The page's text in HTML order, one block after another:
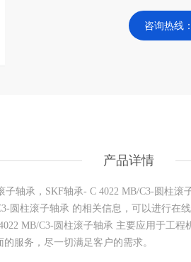
咨询热线：
产品详情
轴承，SKF轴承- C 4022 MB/C3-圆柱
圆柱滚子轴承 的相关信息，可以进行在
MB/C3-圆柱滚子轴承 主要应用于工
服务，尽一切满足客户的需求。